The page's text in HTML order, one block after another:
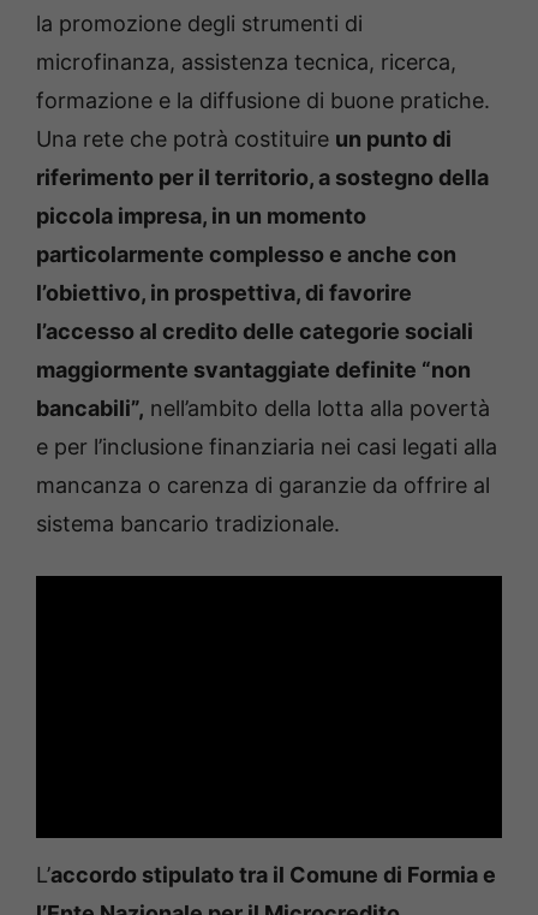
la promozione degli strumenti di
microfinanza, assistenza tecnica, ricerca,
formazione e la diffusione di buone pratiche.
Una rete che potrà costituire un punto di
riferimento per il territorio, a sostegno della
piccola impresa, in un momento
particolarmente complesso e anche con
l’obiettivo, in prospettiva, di favorire
l’accesso al credito delle categorie sociali
maggiormente svantaggiate definite “non
bancabili”, nell’ambito della lotta alla povertà
e per l’inclusione finanziaria nei casi legati alla
mancanza o carenza di garanzie da offrire al
sistema bancario tradizionale.
L’accordo stipulato tra il Comune di Formia e